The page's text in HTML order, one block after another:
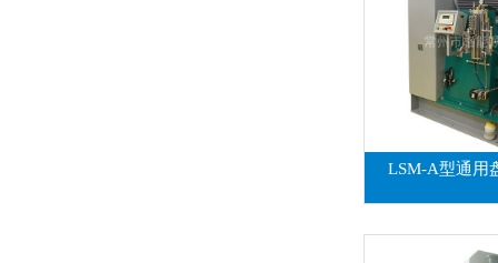
LSM-A型通用